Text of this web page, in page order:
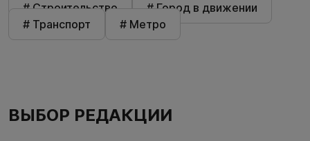
# Строительство
# Город в движении
# Транспорт
# Метро
ВЫБОР РЕДАКЦИИ